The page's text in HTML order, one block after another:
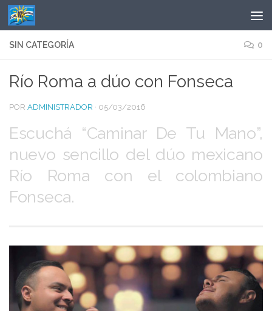
Saltar al contenido
SIN CATEGORÍA 0
Río Roma a dúo con Fonseca
POR ADMINISTRADOR · 05/03/2016
Escuchá “Caminar De Tu Mano”,
nuevo sencillo del dúo mexicano
Río Roma con el colombiano
Fonseca.